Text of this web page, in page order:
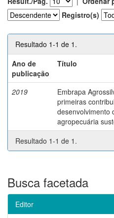
Registro(s)
Resultado 1-1 de 1.
Ano de
publicação
Título
2019
Embrapa
primeiras
desenvolvimento
agropecuária
Resultado 1-1 de 1.
Busca facetada
Editor